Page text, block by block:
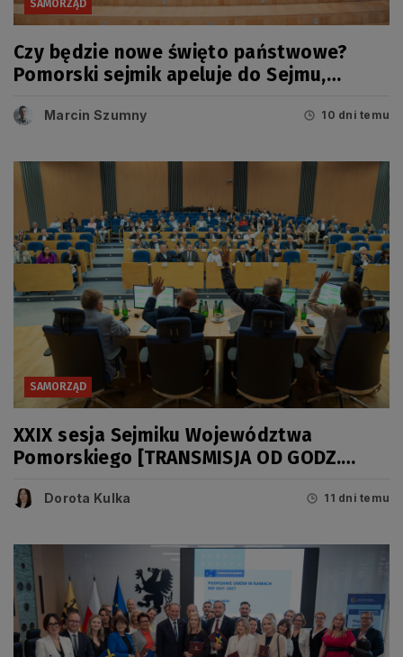
SAMORZĄD
Czy będzie nowe święto państwowe?
Pomorski sejmik apeluje do Sejmu,
Marcin Szumny 10 dni temu
SAMORZĄD
XXIX sesja Sejmiku Województwa
Pomorskiego [TRANSMISJA OD GODZ.
Dorota Kulka 11 dni temu